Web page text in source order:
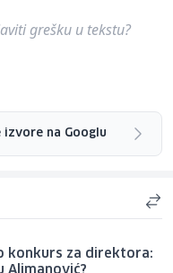
grešku u tekstu?
izvore na Googlu
konkurs za direktora:
Alimanović?